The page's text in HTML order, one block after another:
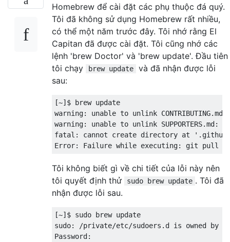
Homebrew để cài đặt các phụ thuộc đá quý.
Tôi đã không sử dụng Homebrew rất nhiều,
có thể một năm trước đây. Tôi nhớ rằng El
Capitan đã được cài đặt. Tôi cũng nhớ các
lệnh 'brew Doctor' và 'brew update'. Đầu tiên
tôi chạy
brew update
và đã nhận được lỗi
sau:
[~]$ brew update
warning: unable to unlink
warning: unable to unlink SUPPORTERS.md:
fatal: cannot create directory at '.github':
Tôi không biết gì về chi tiết của lỗi này nên
tôi quyết định thử
sudo brew update . Tôi đã
nhận được lỗi sau.
[~]$ sudo brew update
sudo: /private/etc/sudoers.d is owned by
Password: